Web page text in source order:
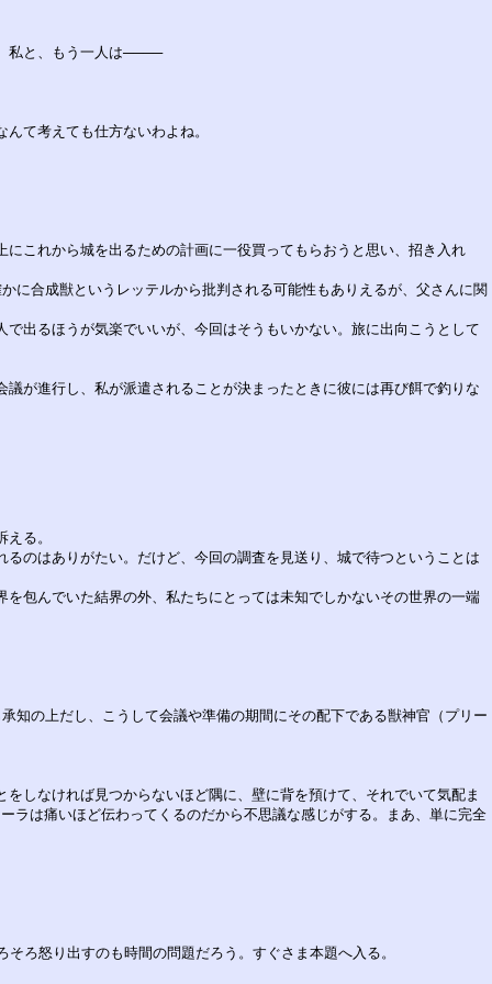
私と、もう一人は────
て考えても仕方ないわよね。
これから城を出るための計画に一役買ってもらおうと思い、招き入れ
合成獣というレッテルから批判される可能性もありえるが、父さんに関
るほうが気楽でいいが、今回はそうもいかない。旅に出向こうとして
が進行し、私が派遣されることが決まったときに彼には再び餌で釣りな
る。
のはありがたい。だけど、今回の調査を見送り、城で待つということは
包んでいた結界の外、私たちにとっては未知でしかないその世界の一端
の上だし、こうして会議や準備の期間にその配下である獣神官（プリー
なければ見つからないほど隅に、壁に背を預けて、それでいて気配ま
ラは痛いほど伝わってくるのだから不思議な感じがする。まあ、単に完全
ろ怒り出すのも時間の問題だろう。すぐさま本題へ入る。